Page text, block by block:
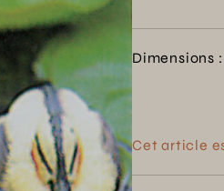
Dimensions
Cet article